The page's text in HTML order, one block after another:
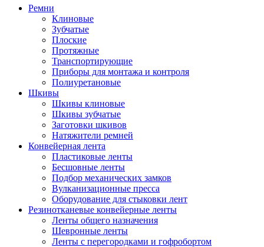
Ремни
Клиновые
Зубчатые
Плоские
Протяжные
Транспортирующие
Приборы для монтажа и контроля
Полиуретановые
Шкивы
Шкивы клиновые
Шкивы зубчатые
Заготовки шкивов
Натяжители ремней
Конвейерная лента
Пластиковые ленты
Бесшовные ленты
Подбор механических замков
Вулканизационные пресса
Оборудование для стыковки лент
Резинотканевые конвейерные ленты
Ленты общего назначения
Шевронные ленты
Ленты с перегородками и гофробортом